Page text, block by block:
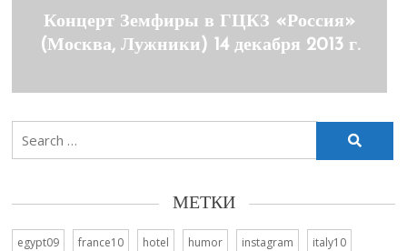
Концерт Земфиры в ГЦКЗ «Россия»
(Москва, Лужники) 14 декабря 2013 г.
Search
МЕТКИ
egypt09 france10 hotel humor instagram italy10